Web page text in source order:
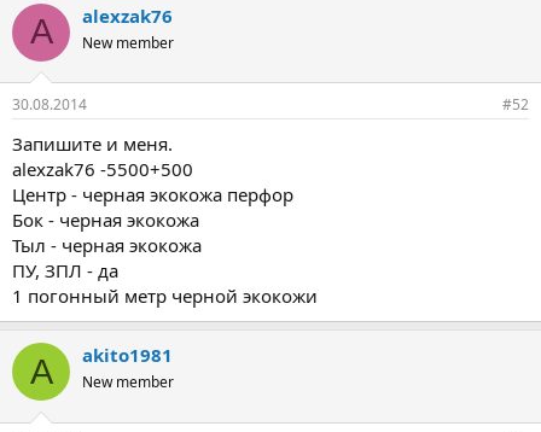
A alexzak76
New member
30.08.2014 #52
Запишите и меня.
alexzak76 -5500+500
Центр - черная экокожа перфор
Бок - черная экокожа
Тыл - черная экокожа
ПУ, ЗПЛ - да
1 погонный метр черной экокожи
A akito1981
New member